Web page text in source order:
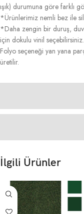
ışık) durumuna göre farklı
*Ürünlerimiz nemli bez ile
*Daha zengin bir duruş,
için dokulu vinil
Folyo seçeneği yan yana
üretilir.
İlgili Ürünler